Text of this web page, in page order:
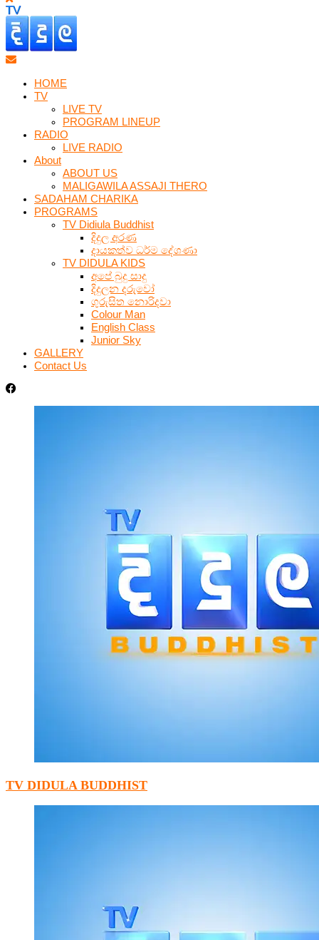
HOME
TV
LIVE TV
PROGRAM LINEUP
RADIO
LIVE RADIO
About
ABOUT US
MALIGAWILA ASSAJI THERO
SADAHAM CHARIKA
PROGRAMS
TV Didiula Buddhist
දිදුල අරණ
දායකත්ව ධර්ම දේශණා
TV DIDULA KIDS
අපේ බුදු සාදු
දිදුලන දරුවෝ
ගුරුසිත නොරිදවා
Colour Man
English Class
Junior Sky
GALLERY
Contact Us
TV DIDULA BUDDHIST